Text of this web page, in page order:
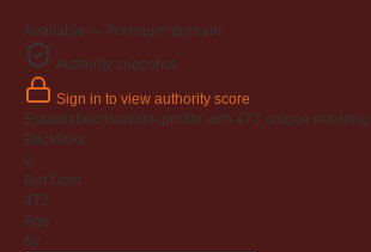
Available — Premium domain
Authority snapshot
Sign in to view authority score
Established backlink profile with 472 unique
Backlinks
0
Ref Dom
472
Age
6y